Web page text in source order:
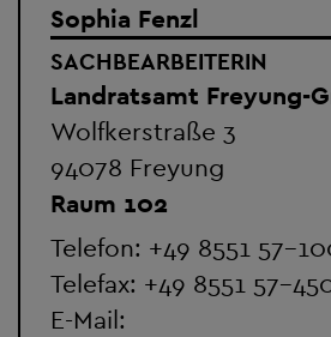
Sophia Fenzl
SACHBEARBEITERIN
Landratsamt Freyung-
Wolfkerstraße 3
94078 Freyung
Raum 102
Telefon: +49 8551 57-
Telefax: +49 8551 57-
E-Mail: